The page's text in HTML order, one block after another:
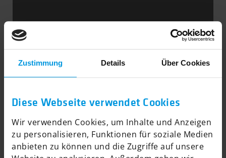
Zustimmung Details Über Cookies
Diese Webseite verwendet Cookies
Wir verwenden Cookies, um Inhalte und Anzeigen
zu personalisieren, Funktionen für soziale Medien
anbieten zu können und die Zugriffe auf unsere